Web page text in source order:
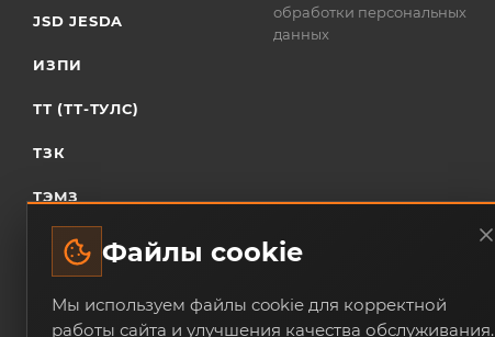
JSD JESDA
ИЗПИ
ТТ (ТТ-ТУЛС)
ТЗК
ТЭМЗ
обработки персональных
данных
Файлы cookie
Мы используем файлы cookie для корректной
работы сайта и улучшения качества обслуживания.